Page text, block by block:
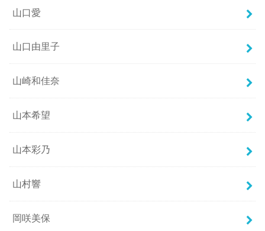
山口愛
山口由里子
山崎和佳奈
山本希望
山本彩乃
山村響
岡咲美保